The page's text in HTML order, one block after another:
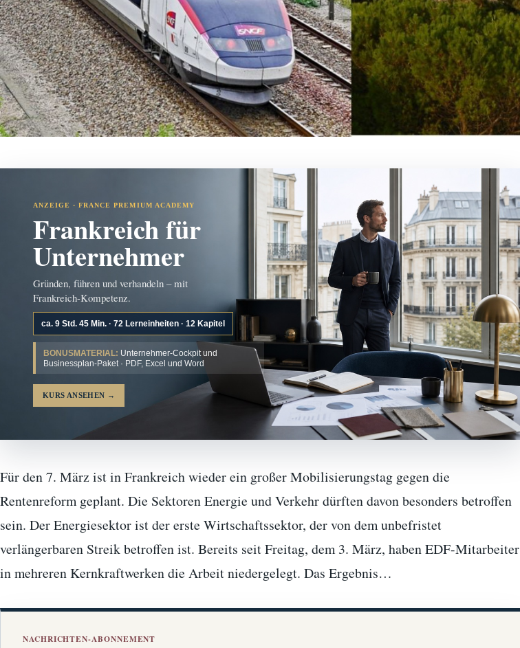
ANZEIGE · FRANCE PREMIUM ACADEMY
Frankreich für
Unternehmer
Gründen, führen und verhandeln – mit
Frankreich-Kompetenz.
ca. 9 Std. 45 Min. · 72 Lerneinheiten · 12 Kapitel
BONUSMATERIAL: Unternehmer-Cockpit und
Businessplan-Paket · PDF, Excel und Word
KURS ANSEHEN →
Für den 7. März ist in Frankreich wieder ein großer Mobilisierungstag gegen die
Rentenreform geplant. Die Sektoren Energie und Verkehr dürften davon besonders betroffen
sein. Der Energiesektor ist der erste Wirtschaftssektor, der von dem unbefristet
verlängerbaren Streik betroffen ist. Bereits seit Freitag, dem 3. März, haben EDF-Mitarbeiter
in mehreren Kernkraftwerken die Arbeit niedergelegt. Das Ergebnis…
NACHRICHTEN-ABONNEMENT